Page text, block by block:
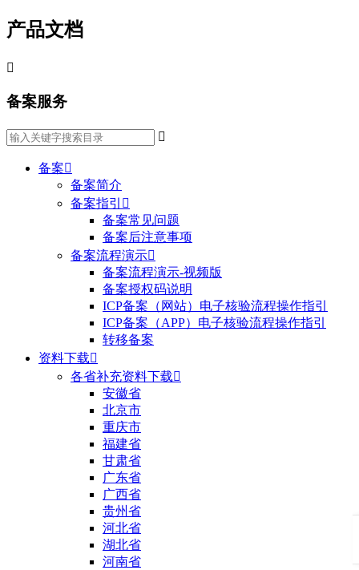
产品文档

备案服务

备案
备案简介
备案指引 
备案常见问题
备案后注意事项
备案流程演示
备案流程演示-视频版
备案授权码说明
ICP备案（网站）电子核验流程操作指引
ICP备案（APP）电子核验流程操作指引
转移备案
资料下载
各省补充资料下载
安徽省
北京市
重庆市
福建省
甘肃省
广东省
广西省
贵州省
河北省
湖北省
河南省